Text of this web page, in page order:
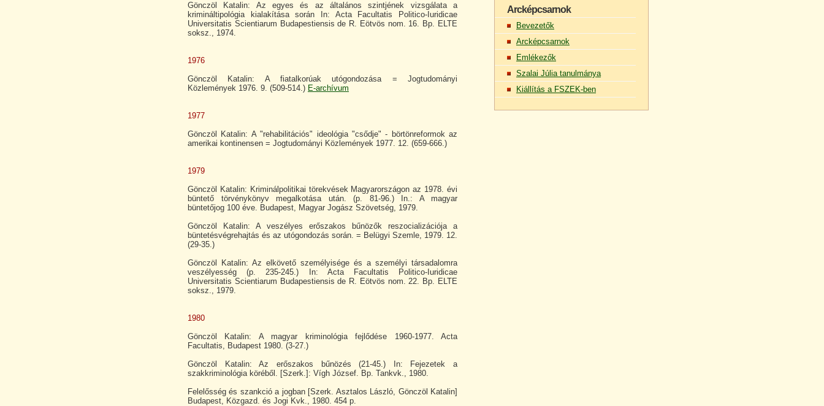
Gönczöl Katalin: Az egyes és az általános szintjének vizsgálata a
krimináltipológia kialakítása során In: Acta Facultatis Politico-Iuridicae
Universitatis Scientiarum Budapestiensis de R. Eötvös nom. 16. Bp. ELTE
soksz., 1974.
1976
Gönczöl Katalin: A fiatalkorúak utógondozása = Jogtudományi
Közlemények 1976. 9. (509-514.) E-archívum
1977
Gönczöl Katalin: A "rehabilitációs" ideológia "csődje" - börtönreformok az
amerikai kontinensen = Jogtudományi Közlemények 1977. 12. (659-666.)
1979
Gönczöl Katalin: Kriminálpolitikai törekvések Magyarországon az 1978. évi
büntető törvénykönyv megalkotása után. (p. 81-96.) In.: A magyar
büntetőjog 100 éve. Budapest, Magyar Jogász Szövetség, 1979.
Gönczöl Katalin: A veszélyes erőszakos bűnözők reszocializációja a
büntetésvégrehajtás és az utógondozás során. = Belügyi Szemle, 1979. 12.
(29-35.)
Gönczöl Katalin: Az elkövető személyisége és a személyi társadalomra
veszélyesség (p. 235-245.) In: Acta Facultatis Politico-Iuridicae
Universitatis Scientiarum Budapestiensis de R. Eötvös nom. 22. Bp. ELTE
soksz., 1979.
1980
Gönczöl Katalin: A magyar kriminológia fejlődése 1960-1977. Acta
Facultatis, Budapest 1980. (3-27.)
Gönczöl Katalin: Az erőszakos bűnözés (21-45.) In: Fejezetek a
szakkriminológia köréből. [Szerk.]: Vígh József. Bp. Tankvk., 1980.
Felelősség és szankció a jogban [Szerk. Asztalos László, Gönczöl Katalin]
Budapest, Közgazd. és Jogi Kvk., 1980. 454 p.
Arcképcsarnok
Bevezetők
Arcképcsarnok
Emlékezők
Szalai Júlia tanulmánya
Kiállítás a FSZEK-ben